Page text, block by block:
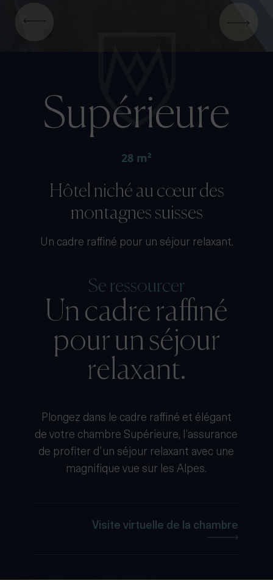
Supérieure
28 m²
Hôtel niché au cœur des
montagnes suisses
Un cadre raffiné pour un séjour relaxant.
Se ressourcer
Un cadre raffiné
pour un séjour
relaxant.
Plongez dans le cadre raffiné et élégant
de votre chambre Supérieure, l’assurance
de profiter d’un séjour relaxant avec une
magnifique vue sur les Alpes.
Visite virtuelle de la chambre